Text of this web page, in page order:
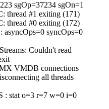
sgOp=37234 sgOn=1
thread #1 exiting (171)
thread #0 exiting (172)
syncOps=0
Couldn't read
VMDB connections
all threads
: stat o=3 r=7 w=0 i=0